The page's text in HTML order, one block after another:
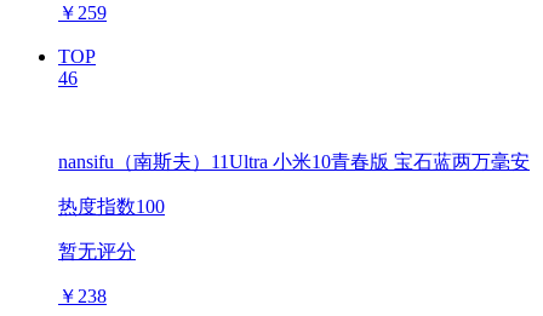
￥ 259
TOP
46
nansifu（南斯夫）11Ultra 小米10青春版 宝石蓝两万毫安
热度指数100
暂无评分
￥ 238